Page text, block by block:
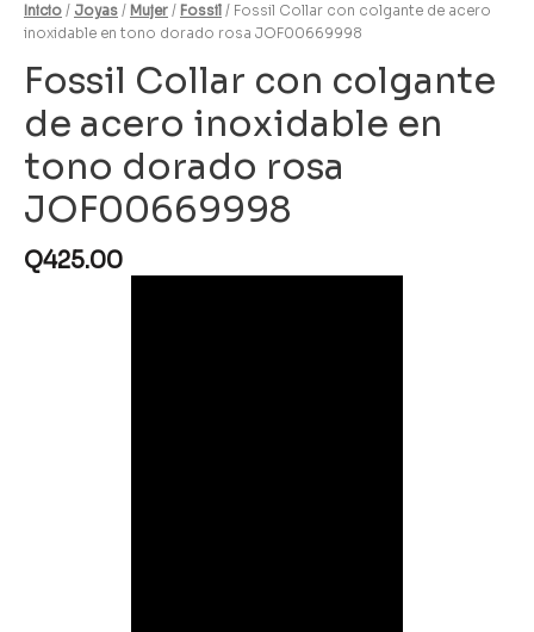
Inicio / Joyas / Mujer / Fossil / Fossil Collar con colgante de acero
inoxidable en tono dorado rosa JOF00669998
Fossil Collar con colgante
de acero inoxidable en
tono dorado rosa
JOF00669998
Q425.00